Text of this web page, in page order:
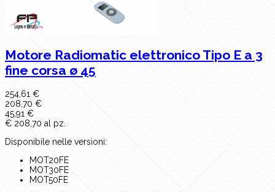
Motore Radiomatic elettronico Tipo E a 3
fine corsa ø 45
254,61 €
208,70 €
45,91 €
€ 208,70 al pz.
Disponibile nelle versioni:
MOT20FE
MOT30FE
MOT50FE